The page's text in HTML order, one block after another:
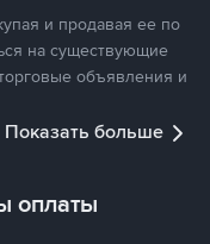
и продавая ее по
на существующие
объявления и
Показать больше
оплаты